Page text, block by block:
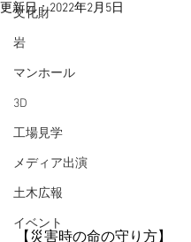
文化財
岩
マンホール
3D
工場見学
メディア出演
土木広報
イベント
更新日：2022年2月5日
【災害時の命の守り方】